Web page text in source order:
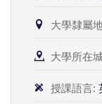
大學隸屬
大學所在
授課語言: